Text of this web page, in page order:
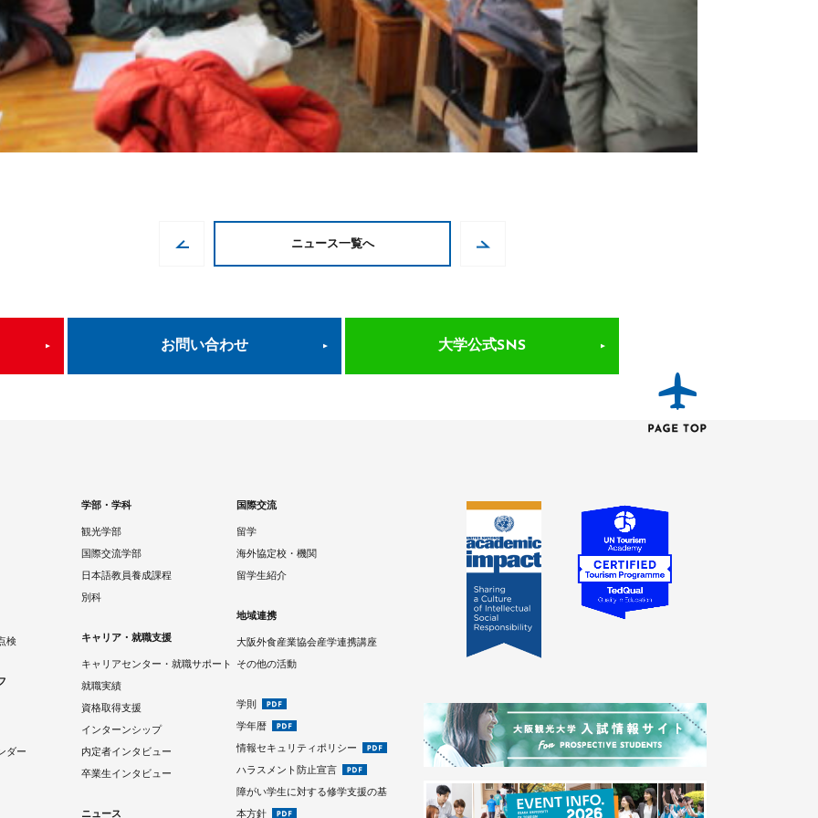
ニュース一覧へ
お問い合わせ 大学公式SNS
検
ダー
学部・学科
観光学部
国際交流学部
日本語教員養成課程
別科
キャリア・就職支援
キャリアセンター・就職サポート
就職実績
資格取得支援
インターンシップ
内定者インタビュー
卒業生インタビュー
ニュース
国際交流
留学
海外協定校・機関
留学生紹介
地域連携
大阪外食産業協会産学連携講座
その他の活動
学則
学年暦
情報セキュリティポリシー
ハラスメント防止宣言
障がい学生に対する修学支援の基
本方針